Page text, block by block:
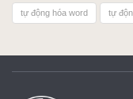
tự động hóa word tự